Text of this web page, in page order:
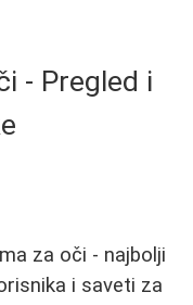
- Pregled i
za oči - najbolji
i saveti za